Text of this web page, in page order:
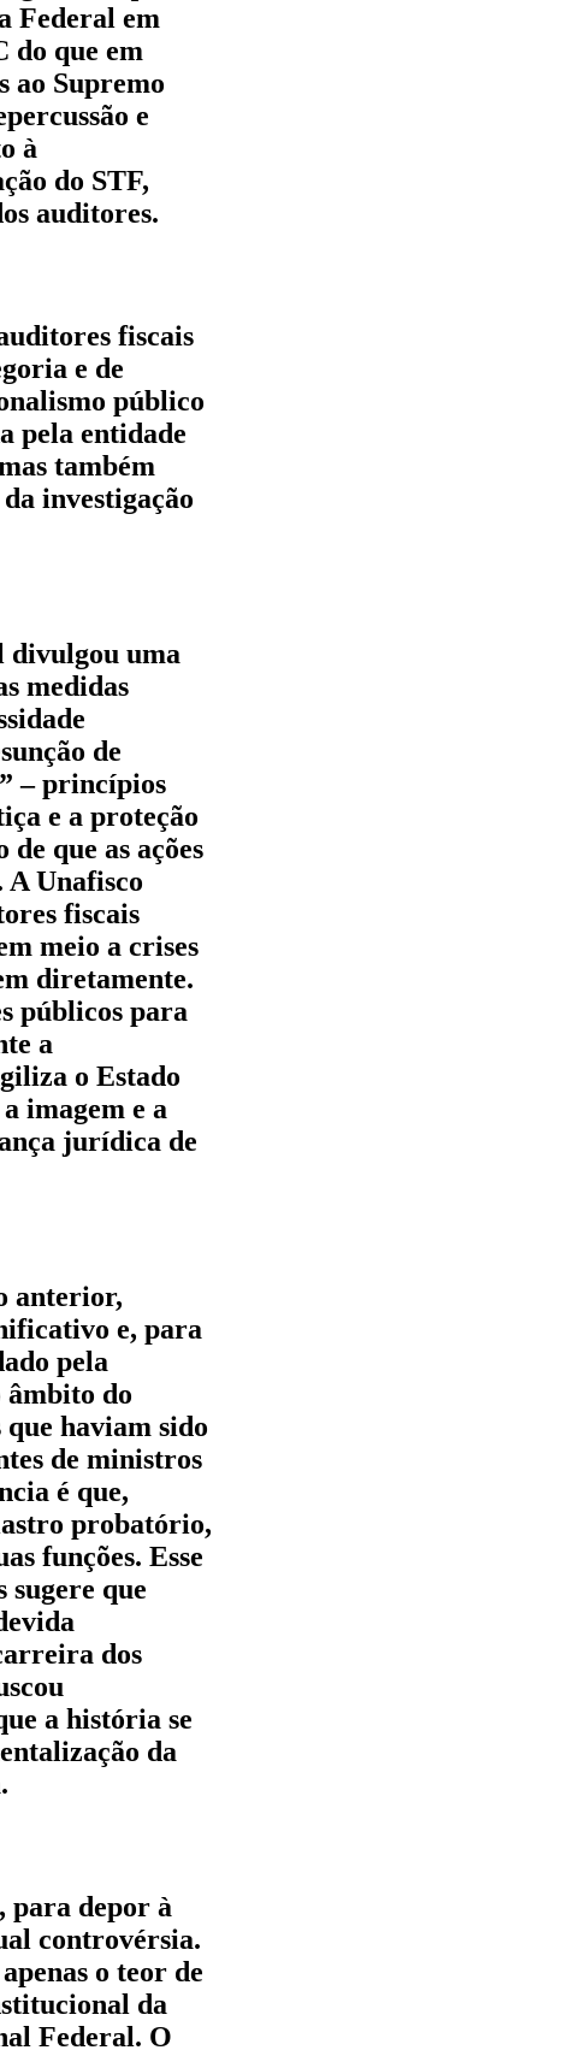
Federal em
do que em
ao Supremo
e
à
do STF,
auditores.
fiscais
e de
público
pela entidade
também
investigação
divulgou uma
medidas
de
– princípios
e a proteção
que as ações
A Unafisco
fiscais
meio a crises
diretamente.
públicos para
a
o Estado
imagem e a
jurídica de
anterior,
e, para
pela
âmbito do
haviam sido
de ministros
é que,
probatório,
funções. Esse
que
dos
a história se
da
para depor à
controvérsia.
o teor de
da
Federal. O